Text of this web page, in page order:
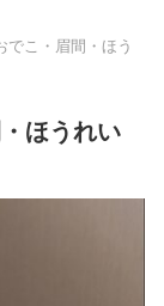
でこ・眉間・ほう
ほうれい